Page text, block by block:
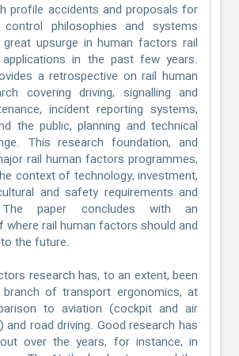
profile accidents and proposals for
philosophies and systems
upsurge in human factors rail
in the past few years.
a retrospective on rail human
covering driving, signalling and
incident reporting systems,
the public, planning and technical
This research foundation, and
rail human factors programmes,
context of technology, investment,
and safety requirements and
The paper concludes with an
where rail human factors should and
the future.
research has, to an extent, been
of transport ergonomics, at
to aviation (cockpit and air
road driving. Good research has
over the years, for instance, in